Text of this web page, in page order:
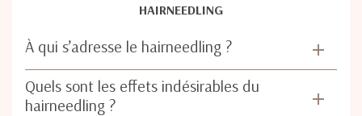
HAIRNEEDLING
À qui s’adresse le hairneedling ?
Quels sont les effets indésirables du
hairneedling ?